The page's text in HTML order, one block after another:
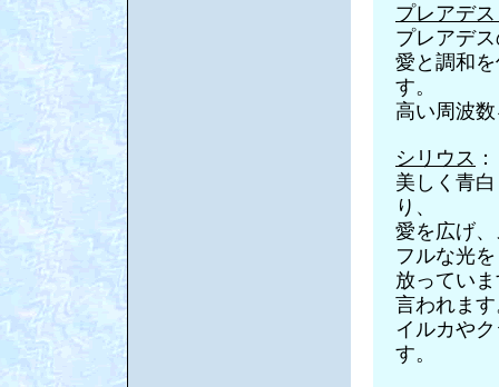
プレアデ
プレアデ
愛と調和
す。
高い周波
シリウス ：
美しく青
り、
愛を広げ
フルな光を
放ってい
言われま
イルカや
す。